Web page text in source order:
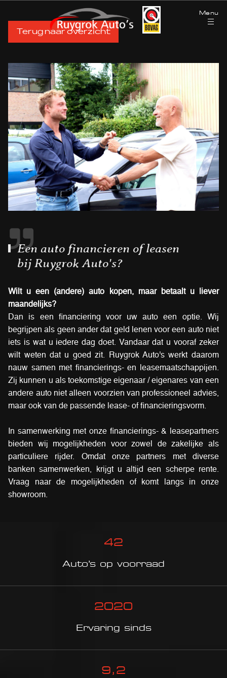
Menu
Terug naar overzicht
Een auto financieren of leasen
bij Ruygrok Auto's?
Wilt u een (andere) auto kopen, maar betaalt u liever
maandelijks?
Dan is een financiering voor uw auto een optie. Wij
begrijpen als geen ander dat geld lenen voor een auto niet
iets is wat u iedere dag doet. Vandaar dat u vooraf zeker
wilt weten dat u goed zit. Ruygrok Auto'swerkt daarom
nauw samen met financierings- en leasemaatschappijen.
Zij kunnen u als toekomstige eigenaar / eigenares van een
andere auto niet alleen voorzien van professioneel advies,
maar ook van de passende lease- of financieringsvorm.
In samenwerking met onze financierings- & leasepartners
bieden wij mogelijkheden voor zowel de zakelijke als
particuliere rijder. Omdat onze partners met diverse
banken samenwerken, krijgt u altijd een scherpe rente.
Vraag naar de mogelijkheden of komt langs in onze
showroom.
42
Auto’s op voorraad
2020
Ervaring sinds
9,2